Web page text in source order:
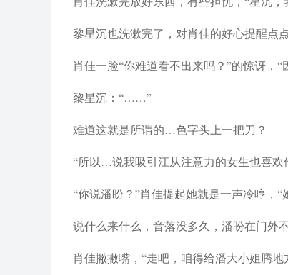
黎星沉也洗漱完了，对肖佳的好心提醒点
肖佳一脸“你难道看不出来吗？”的惊讶，
黎星沉：“……”
难道这就是所谓的…色字头上一把刀？
“所以…说我吸引江从注意力的女生也喜欢
“你说潘盼？”肖佳提起她就是一声冷哼，
说什么来什么，音落没多久，潘盼在门外
肖佳撇撇嘴，“走吧，咱得给潘大小姐腾